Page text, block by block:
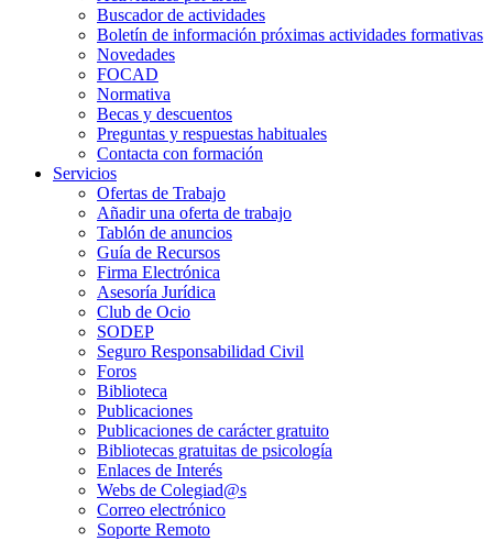
Buscador de actividades
Boletín de información próximas actividades formativas
Novedades
FOCAD
Normativa
Becas y descuentos
Preguntas y respuestas habituales
Contacta con formación
Servicios
Ofertas de Trabajo
Añadir una oferta de trabajo
Tablón de anuncios
Guía de Recursos
Firma Electrónica
Asesoría Jurídica
Club de Ocio
SODEP
Seguro Responsabilidad Civil
Foros
Biblioteca
Publicaciones
Publicaciones de carácter gratuito
Bibliotecas gratuitas de psicología
Enlaces de Interés
Webs de Colegiad@s
Correo electrónico
Soporte Remoto